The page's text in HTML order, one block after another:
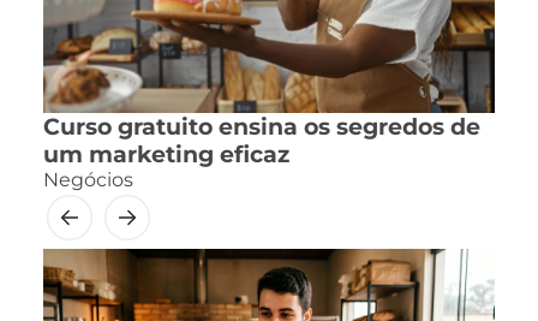
Curso gratuito ensina os segredos de
um marketing eficaz
Negócios